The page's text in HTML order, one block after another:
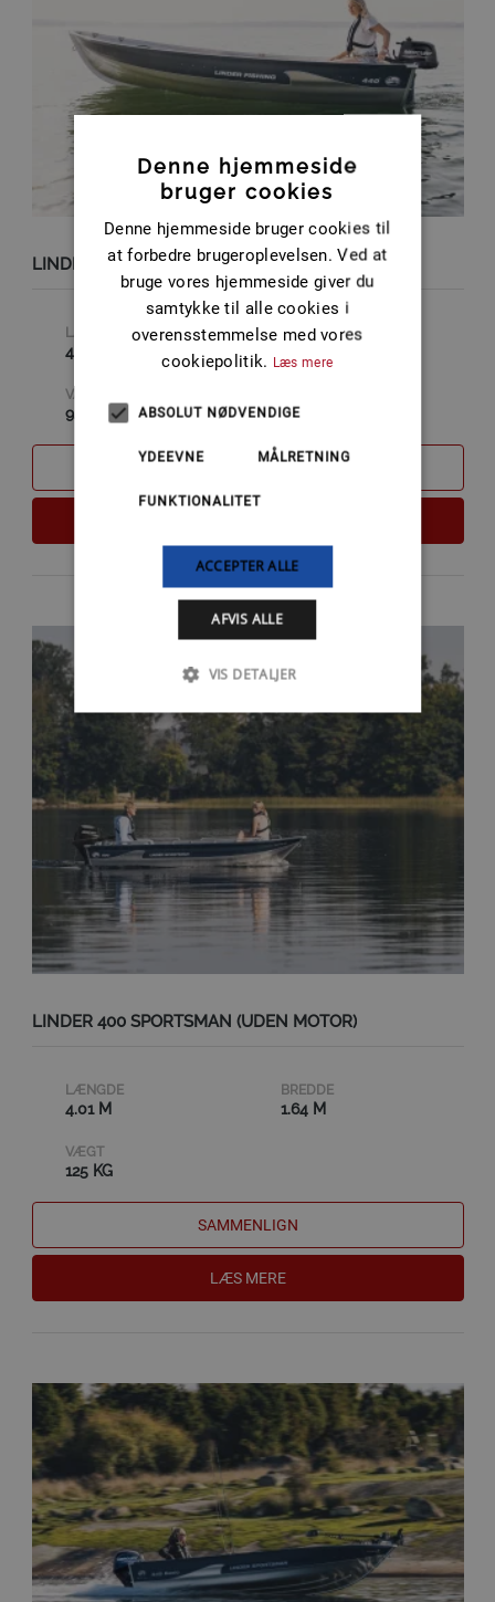
LINDER 440 FISHING (UDEN MOTOR)
LÆNGDE
4.31 M
BREDDE
VÆGT
94 KG
SAMMENLIGN
LINDER 400 SPORTSMAN (UDEN MOTOR)
LÆNGDE
4.01 M
BREDDE
1.64 M
VÆGT
125 KG
SAMMENLIGN
LÆS MERE
Denne hjemmeside
bruger cookies
Denne hjemmeside bruger cookies til
at forbedre brugeroplevelsen. Ved at
bruge vores hjemmeside giver du
samtykke til alle cookies i
overensstemmelse med vores
cookiepolitik. Læs mere
ABSOLUT NØDVENDIGE
YDEEVNE MÅLRETNING
FUNKTIONALITET
ACCEPTER ALLE
AFVIS ALLE
VIS DETALJER